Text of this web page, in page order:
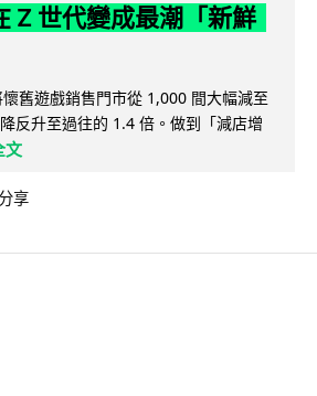
Z 世代變成最潮「新鮮
舊遊戲銷售門市從 1,000 間大幅減至
反升至過往的 1.4 倍。做到「減店增
文
享